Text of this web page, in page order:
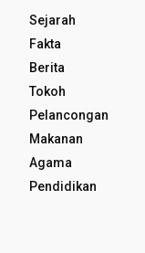
Sejarah
Fakta
Berita
Tokoh
Pelancongan
Makanan
Agama
Pendidikan